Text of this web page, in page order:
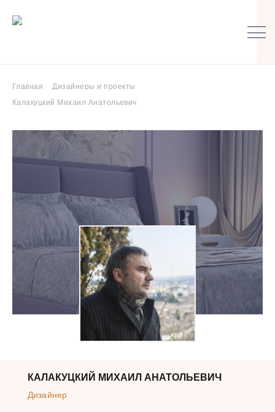
Главная
Дизайнеры и проекты
Калакуцкий Михаил Анатольевич
КАЛАКУЦКИЙ МИХАИЛ АНАТОЛЬЕВИЧ
Дизайнер